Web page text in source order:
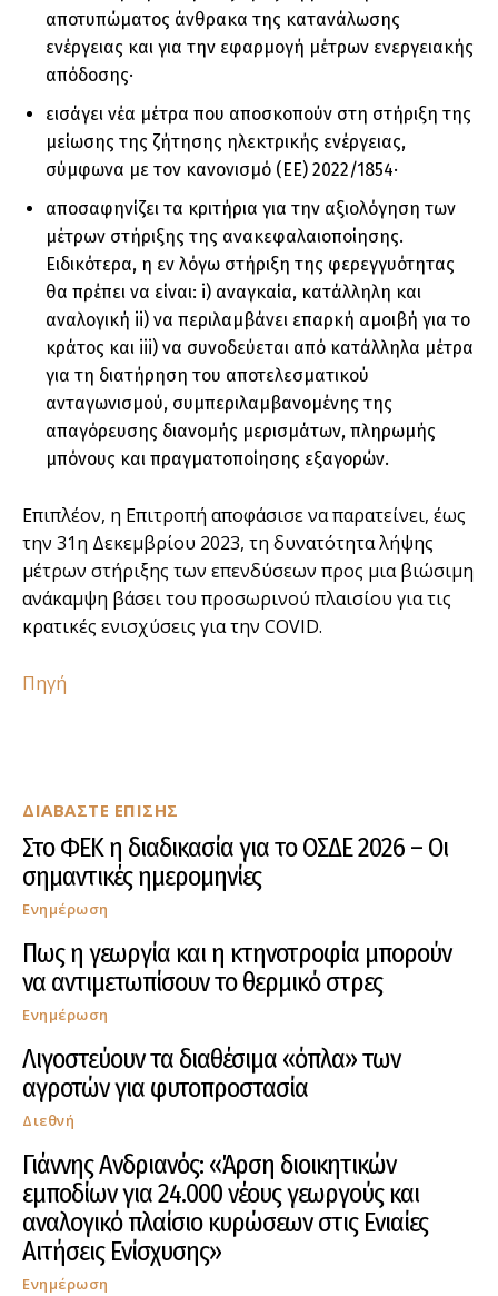
ΔΙΑΒΑΣΤΕ ΕΠΙΣΗΣ
Στο ΦΕΚ η διαδικασία για το ΟΣΔΕ 2026 – Οι
σημαντικές ημερομηνίες
Ενημέρωση
Πως η γεωργία και η κτηνοτροφία μπορούν
να αντιμετωπίσουν το θερμικό στρες
Ενημέρωση
Λιγοστεύουν τα διαθέσιμα «όπλα» των
αγροτών για φυτοπροστασία
Διεθνή
Γιάννης Ανδριανός: «Άρση διοικητικών
εμποδίων για 24.000 νέους γεωργούς και
αναλογικό πλαίσιο κυρώσεων στις Ενιαίες
Αιτήσεις Ενίσχυσης»
Ενημέρωση
αποτυπώματος άνθρακα της κατανάλωσης
ενέργειας και για την εφαρμογή μέτρων ενεργειακής
απόδοσης·
εισάγει νέα μέτρα που αποσκοπούν στη στήριξη της
μείωσης της ζήτησης ηλεκτρικής ενέργειας,
σύμφωνα με τον κανονισμό (ΕΕ) 2022/1854·
αποσαφηνίζει τα κριτήρια για την αξιολόγηση των
μέτρων στήριξης της ανακεφαλαιοποίησης.
Ειδικότερα, η εν λόγω στήριξη της φερεγγυότητας
θα πρέπει να είναι: i) αναγκαία, κατάλληλη και
αναλογική ii) να περιλαμβάνει επαρκή αμοιβή για το
κράτος και iii) να συνοδεύεται από κατάλληλα μέτρα
για τη διατήρηση του αποτελεσματικού
ανταγωνισμού, συμπεριλαμβανομένης της
απαγόρευσης διανομής μερισμάτων, πληρωμής
μπόνους και πραγματοποίησης εξαγορών.
Επιπλέον, η Επιτροπή αποφάσισε να παρατείνει, έως
την 31η Δεκεμβρίου 2023, τη δυνατότητα λήψης
μέτρων στήριξης των επενδύσεων προς μια βιώσιμη
ανάκαμψη βάσει του προσωρινού πλαισίου για τις
κρατικές ενισχύσεις για την COVID.
Πηγή